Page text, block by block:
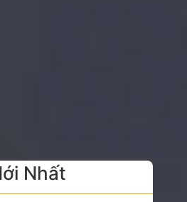
Nhất